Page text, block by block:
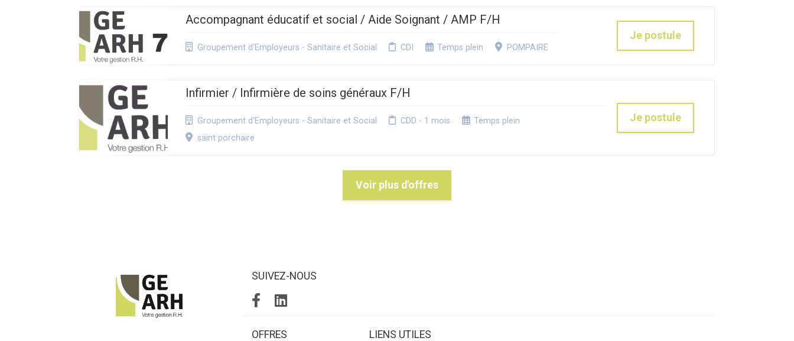
Accompagnant éducatif et social / Aide Soignant / AMP F/H
Groupement d'Employeurs - Sanitaire et Social CDI Temps plein POMPAIRE
Je postule
Infirmier / Infirmière de soins généraux F/H
Groupement d'Employeurs - Sanitaire et Social CDD - 1 mois
Temps plein
saint porchaire
Je postule
Voir plus d'offres
SUIVEZ-NOUS
OFFRES LIENS UTILES